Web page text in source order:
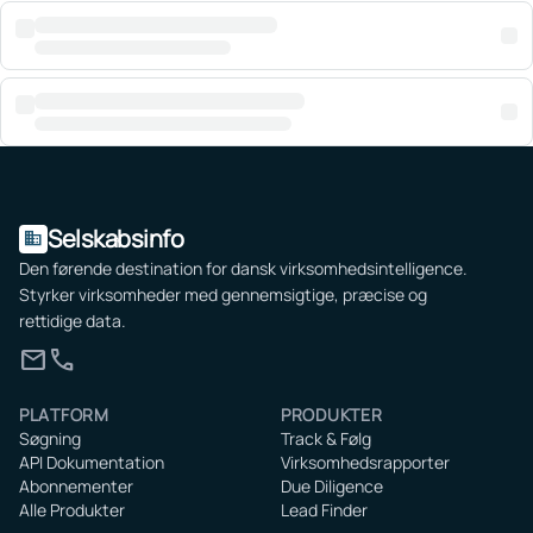
domain Selskabsinfo
Den førende destination for dansk virksomhedsintelligence.
Styrker virksomheder med gennemsigtige, præcise og
rettidige data.
mailcall
PLATFORM
Søgning
API Dokumentation
Abonnementer
Alle Produkter
PRODUKTER
Track & Følg
Virksomhedsrapporter
Due Diligence
Lead Finder